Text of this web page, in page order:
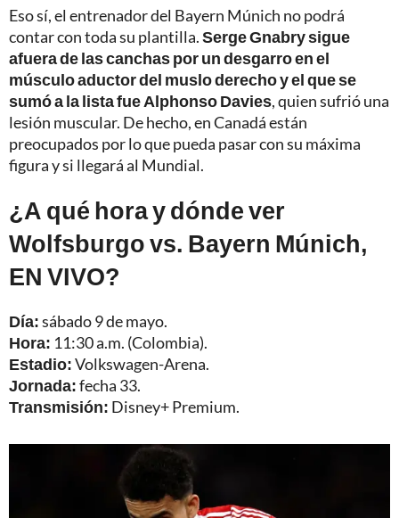
Eso sí, el entrenador del Bayern Múnich no podrá
contar con toda su plantilla.Serge Gnabry sigue
afuera de las canchas por un desgarro en el
músculo aductor del muslo derecho y el que se
sumó a la lista fue Alphonso Davies, quien sufrió una
lesión muscular. De hecho, en Canadá están
preocupados por lo que pueda pasar con su máxima
figura y si llegará al Mundial.
¿A qué hora y dónde ver
Wolfsburgo vs. Bayern Múnich,
EN VIVO?
Día:sábado 9 de mayo.
Hora: 11:30 a.m. (Colombia).
Estadio:Volkswagen-Arena.
Jornada:fecha 33.
Transmisión: Disney+ Premium.